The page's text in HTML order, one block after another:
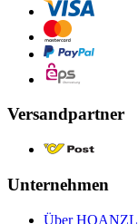
Versandpartner
Unternehmen
Über HOANZL